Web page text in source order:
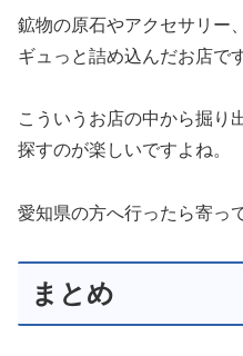
鉱物の原石やアクセサリー
ギュっと詰め込んだお店です
こういうお店の中から掘り
探すのが楽しいですよね。
愛知県の方へ行ったら寄っ
まとめ